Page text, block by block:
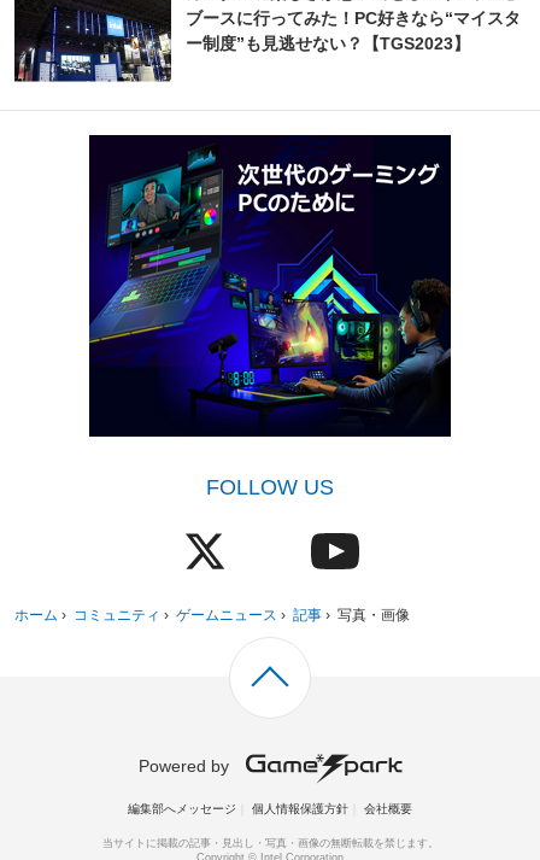
ブースに行ってみた！PC好きなら“マイスタ
ー制度”も見逃せない？【TGS2023】
FOLLOW US
ホーム › コミュニティ › ゲームニュース › 記事 › 写真・画像
Powered by
編集部へメッセージ 個人情報保護方針 会社概要
当サイトに掲載の記事・見出し・写真・画像の無断転載を禁じます。
Copyright © Intel Corporation